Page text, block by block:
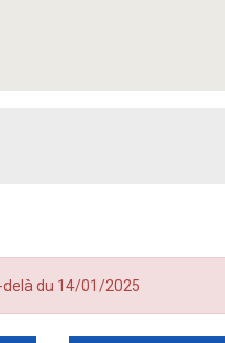
delà du 14/01/2025